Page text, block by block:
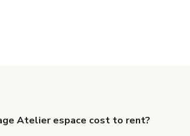
Atelier espace cost to rent?